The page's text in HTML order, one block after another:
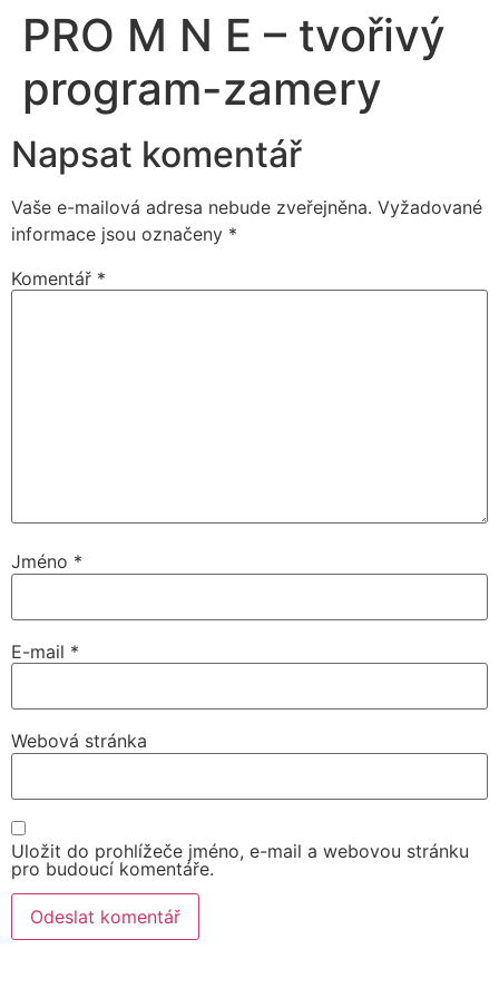
PRO M N E – tvořivý
program-zamery
Napsat komentář
Vaše e-mailová adresa nebude zveřejněna. Vyžadované
informace jsou označeny *
Komentář *
Jméno *
E-mail *
Webová stránka
Uložit do prohlížeče jméno, e-mail a webovou stránku
pro budoucí komentáře.